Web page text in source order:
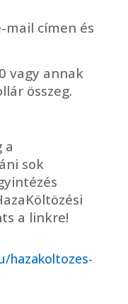
mail címen és
vagy annak
összeg.
a
sok
a linkre!
hazakoltozes-